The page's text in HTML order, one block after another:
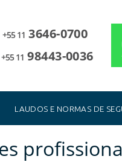
+55 11 3646-0700
+55 11 98443-0036
LAUDOS E NORMAS DE